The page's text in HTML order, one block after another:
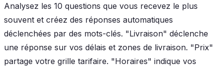
Analysez les 10 questions que vous recevez le plus
souvent et créez des réponses automatiques
déclenchées par des mots-clés. "Livraison" déclenche
une réponse sur vos délais et zones de livraison. "Prix"
partage votre grille tarifaire. "Horaires" indique vos